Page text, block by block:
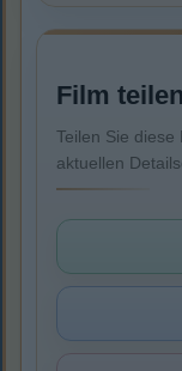
Film
Teilen Sie
aktuellen